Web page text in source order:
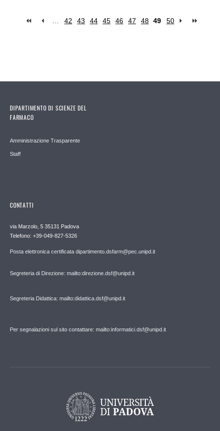
42 43 44 45 46 47 48 49 50
DIPARTIMENTO DI SCIENZE DEL
FARMACO
Amministrazione Trasparente
Staff
CONTATTI
via Marzolo, 5 35131 Padova
Telefono: +39-049-827-5326
Posta elettronica certificata dipartimento.dsfarm@pec.unipd.it
Segreteria di Direzione: mailto:direzione.dsf@unipd.it
Segreteria Didattica: mailto:didattica.dsf@unipd.it
Per segnalazioni sul sito contattare: mailto:informatici.dsf@unipd.it